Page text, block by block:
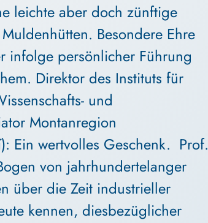
leichte aber doch zünftige
Besondere Ehre
infolge persönlicher Führung
Direktor des Instituts für
und
Montanregion
Ein wertvolles Geschenk.  Prof.
von jahrhundertelanger
über die Zeit industrieller
kennen, diesbezüglicher